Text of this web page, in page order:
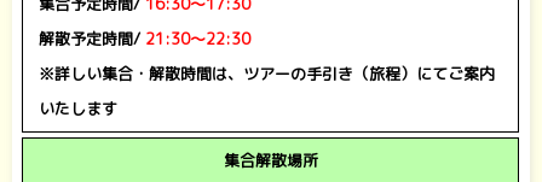
解散予定時間/21:30～22:30
※詳しい集合・解散時間は、ツアーの手引き（旅程）にてご案内
いたします
集合解散場所